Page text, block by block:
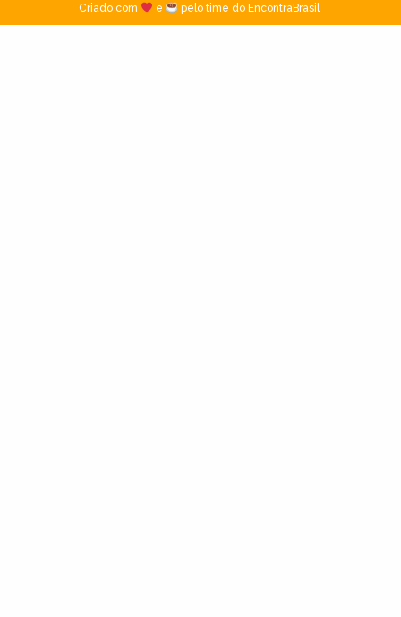
Criado com
e pelo time do EncontraBrasil